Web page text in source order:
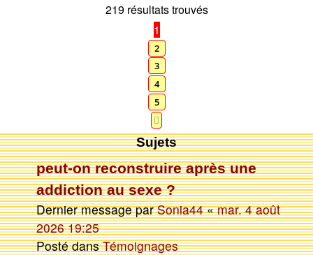
219 résultats trouvés
1
2
3
4
5
Sujets
peut-on reconstruire après une
addiction au sexe ?
Dernier message parSonia44«mar. 4 août
2026 19:25
Posté dansTémoignages